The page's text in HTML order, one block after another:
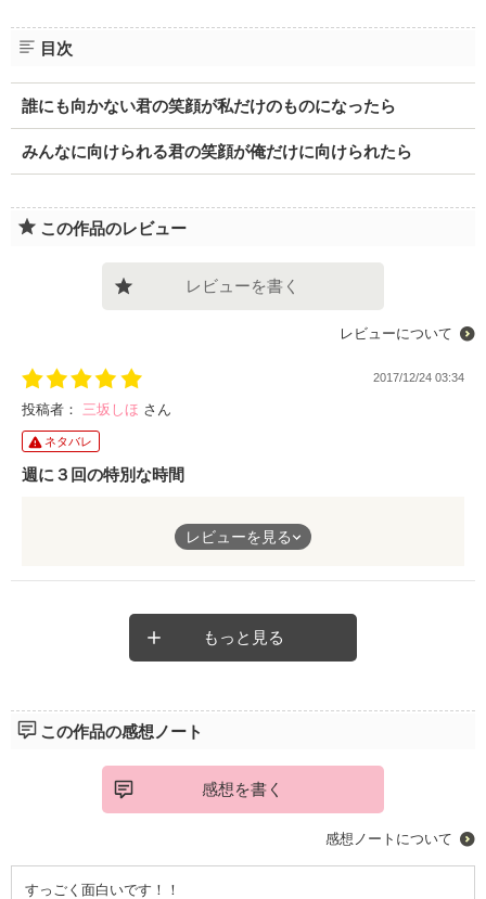
目次
誰にも向かない君の笑顔が私だけのものになったら
みんなに向けられる君の笑顔が俺だけに向けられたら
この作品のレビュー
レビューを書く
レビューについて
2017/12/24 03:34
投稿者： 三坂しほ さん
ネタバレ
週に３回の特別な時間
小さな図書館で始まる、優しく、そして素敵な物語。
気になり始めた、優しい笑顔をする彼。
小さな一歩が、優しく流れる図書館の時間に、新たな風を吹かせ
すれ違っているところがよく伝わり、そこがまたいじらしくて愛
二人の行く末が気になるところです。
レビューを見る
もっと見る
この作品の感想ノート
感想を書く
感想ノートについて
すっごく面白いです！！